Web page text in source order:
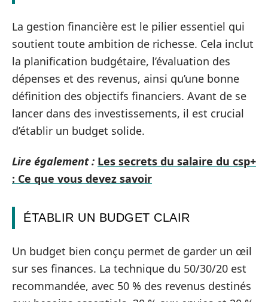
La gestion financière est le pilier essentiel qui
soutient toute ambition de richesse. Cela inclut
la planification budgétaire, l’évaluation des
dépenses et des revenus, ainsi qu’une bonne
définition des objectifs financiers. Avant de se
lancer dans des investissements, il est crucial
d’établir un budget solide.
Lire également : Les secrets du salaire du csp+
: Ce que vous devez savoir
ÉTABLIR UN BUDGET CLAIR
Un budget bien conçu permet de garder un œil
sur ses finances. La technique du 50/30/20 est
recommandée, avec 50 % des revenus destinés